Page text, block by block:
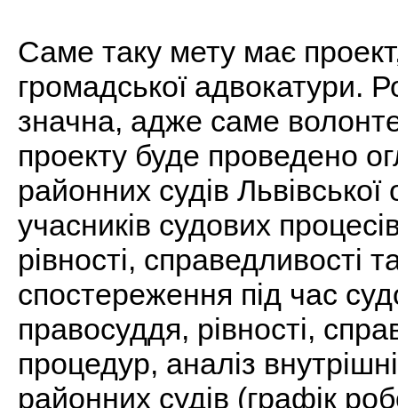
Саме таку мету має
громадської адвокатури.
значна, адже саме
проекту буде проведено
районних судів
учасників судових
рівності, справедливості
спостереження під час
правосуддя, рівності,
процедур, аналіз
районних судів (графік